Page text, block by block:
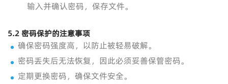
输入并确认密码，保存文件。
5.2密码保护的注意事项
确保密码强度高，以防止被轻易破解。
密码丢失后无法恢复，因此必须妥善保管密码。
定期更换密码，确保文件安全。